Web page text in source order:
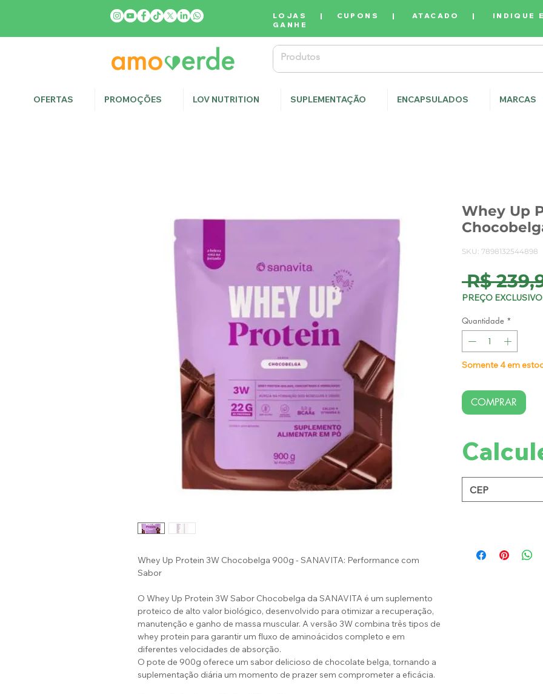
LOJAS | CUPONS |ATACADO | INDIQUE
GANHE
Whey Up Protein 3W Chocobelga 900g - SANAVITA: Performance com
Sabor
O Whey Up Protein 3W Sabor Chocobelga da SANAVITA é um suplemento
proteico de alto valor biológico, desenvolvido para otimizar a recuperação,
manutenção e ganho de massa muscular. A versão 3W combina três tipos de
whey protein para garantir um fluxo de aminoácidos completo e em
diferentes velocidades de absorção.
O pote de 900g oferece um sabor delicioso de chocolate belga, tornando a
suplementação diária um momento de prazer sem comprometer a eficácia.
Whey Up
SKU: 7898132544898
R$
PREÇO
Quantidade *
Somente 4 em
COMPRAR
OFERTAS PROMOÇÕES LOV NUTRITION SUPLEMENTAÇÃO ENCAPSULADOS MARCAS